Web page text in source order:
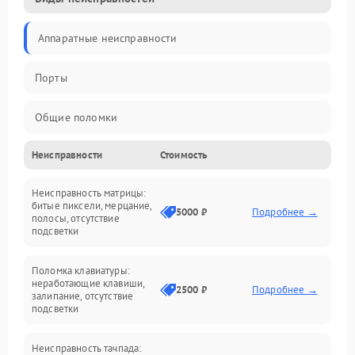
Аппаратные неисправности
Порты
Общие поломки
Устройства
Программные ошибки
Электрические и системные сбои
Интерфейсные проблемы
Батарея
Неисправности Стоимость
Неисправность матрицы:
битые пиксели, мерцание,
полосы, отсутствие
подсветки
5000 ₽ Подробнее →
Поломка клавиатуры:
неработающие клавиши,
залипание, отсутствие
подсветки
2500 ₽ Подробнее →
Неисправность тачпада: